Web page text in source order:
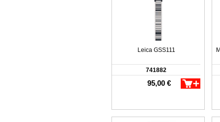
Leica GSS111
741882
95,00 €